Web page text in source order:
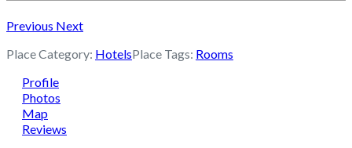
Previous Next
Place Category: HotelsPlace Tags: Rooms
Profile
Photos
Map
Reviews